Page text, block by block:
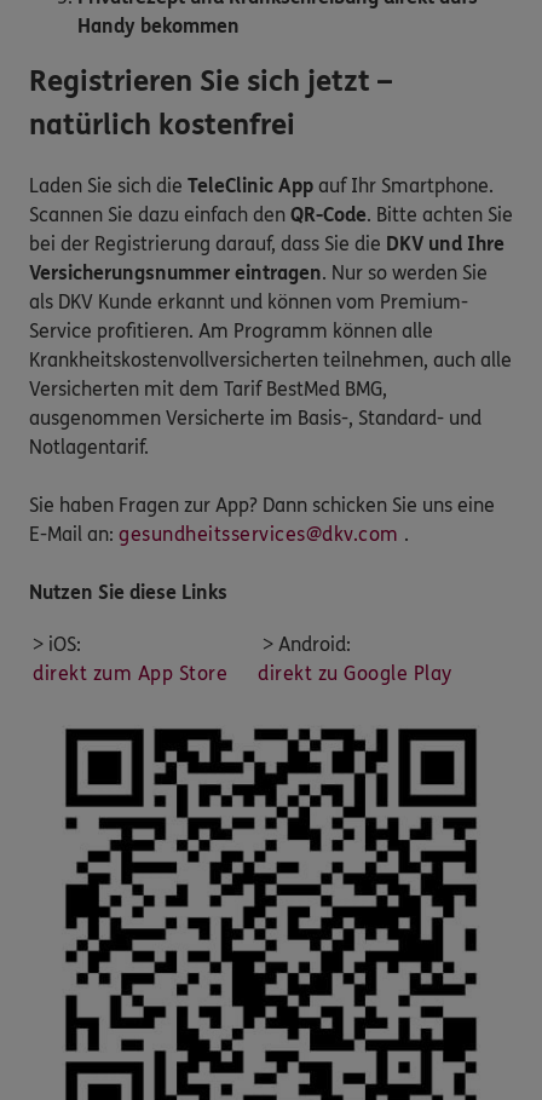
Handy bekommen
Registrieren Sie sich jetzt –
natürlich kostenfrei
Laden Sie sich die TeleClinic App auf Ihr Smartphone.
Scannen Sie dazu einfach den QR-Code. Bitte achten Sie
bei der Registrierung darauf, dass Sie die DKV und Ihre
Versicherungsnummer eintragen. Nur so werden Sie
als DKV Kunde erkannt und können vom Premium-
Service profitieren. Am Programm können alle
Krankheitskostenvollversicherten teilnehmen, auch alle
Versicherten mit dem Tarif BestMed BMG,
ausgenommen Versicherte im Basis-, Standard- und
Notlagentarif.
Sie haben Fragen zur App? Dann schicken Sie uns eine
E-Mail an: gesundheitsservices@dkv.com .
Nutzen Sie diese Links
> iOS:
direkt zum App Store
> Android:
direkt zu Google Play